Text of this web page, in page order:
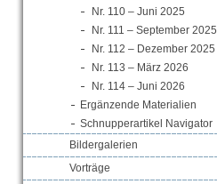
Nr. 110 – Juni 2025
Nr. 111 – September 2025
Nr. 112 – Dezember 2025
Nr. 113 – März 2026
Nr. 114 – Juni 2026
Ergänzende Materialien
Schnupperartikel Navigator
Bildergalerien
Vorträge